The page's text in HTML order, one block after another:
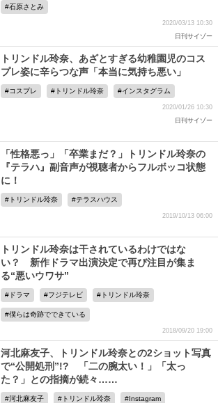
石原さとみ
2020/03/13 10:30
日刊サイゾー
トリンドル玲奈、あざとすぎる幼稚園児のコス
プレ姿に辛らつな声「本当に気持ち悪い」
コスプレ トリンドル玲奈 インスタグラム
2020/01/26 10:30
日刊サイゾー
「性格悪っ」「卒業まだ？」トリンドル玲奈の
『テラハ』副音声が視聴者からフルボッコ状態
に！
トリンドル玲奈 テラスハウス
2019/10/13 06:00
トリンドル玲奈は干されているわけではな
い？ 新作ドラマ出演決定で再び注目が集ま
る“悪いウワサ”
ドラマ フジテレビ トリンドル玲奈
僕らは奇跡でできている
2018/09/20 19:00
河北麻友子、トリンドル玲奈との2ショット写真
で“公開処刑”!? 「二の腕太い！」「太っ
た？」との指摘が続々……
河北麻友子 トリンドル玲奈 Instagram